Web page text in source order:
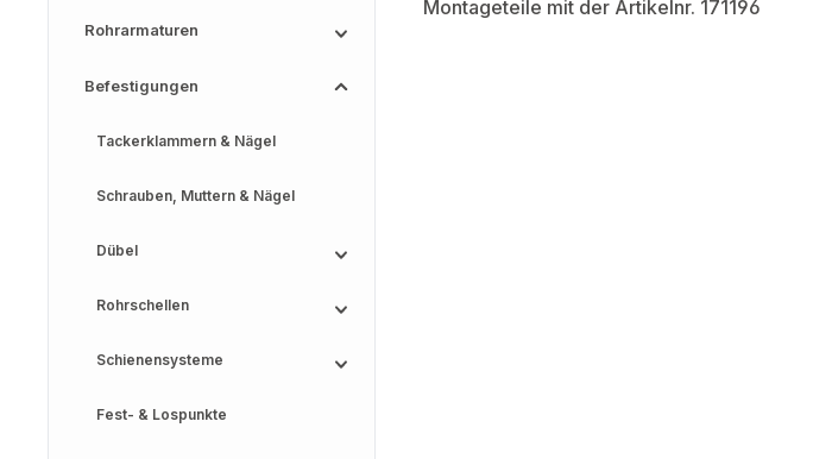
Rohrarmaturen
Befestigungen
Tackerklammern & Nägel
Schrauben, Muttern & Nägel
Dübel
Rohrschellen
Schienensysteme
Fest- & Lospunkte